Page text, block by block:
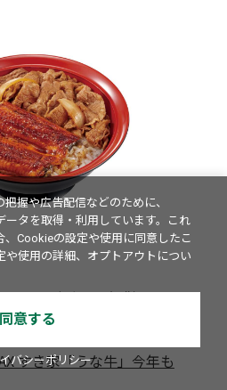
円、（ごはん大盛）1240円、
すき家「うな牛」今年も
握や広告配信などのために、
ータを取得・利用しています。これ
Cookieの設定や使用に同意したこ
や使用の詳細、オプトアウトについ
同意する
バシーポリシー